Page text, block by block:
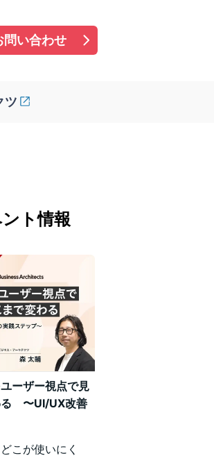
問い合わせ
ツ
ト情報
ーザー視点で見
る 〜UI/UX改善
こが使いにく